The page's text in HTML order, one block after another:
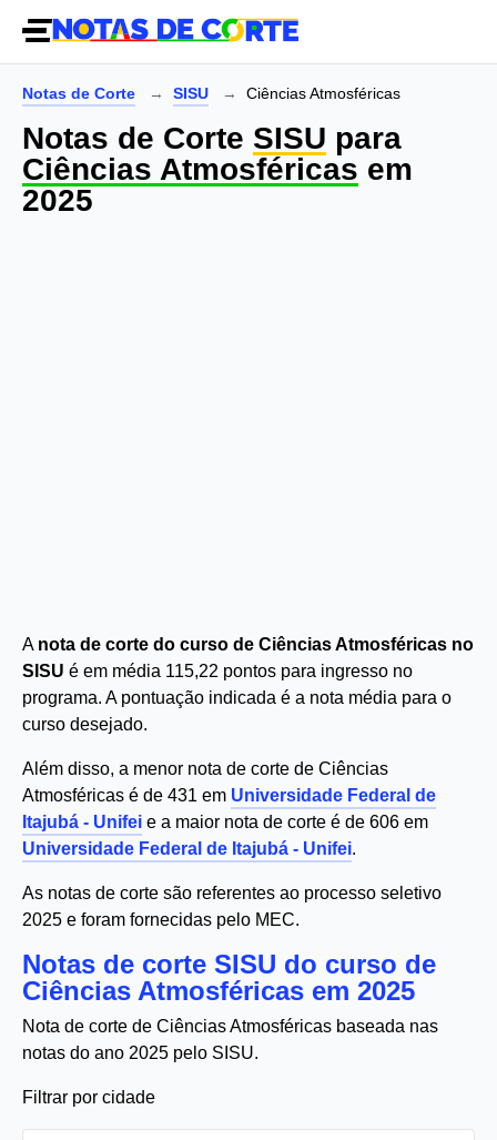
Notas de Corte SISU Ciências Atmosféricas
Notas de Corte SISU para
Ciências Atmosféricas em
2025
A nota de corte do curso de Ciências Atmosféricas no
SISU é em média 115,22 pontos para ingresso no
programa. A pontuação indicada é a nota média para o
curso desejado.
Além disso, a menor nota de corte de Ciências
Atmosféricas é de 431 em Universidade Federal de
Itajubá - Unifei e a maior nota de corte é de 606 em
Universidade Federal de Itajubá - Unifei.
As notas de corte são referentes ao processo seletivo
2025 e foram fornecidas pelo MEC.
Notas de corte SISU do curso de
Ciências Atmosféricas em 2025
Nota de corte de Ciências Atmosféricas baseada nas
notas do ano 2025 pelo SISU.
Filtrar por cidade